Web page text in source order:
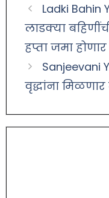
Ladki Bahin
लाडक्या
हप्ता जमा होणार
Sanjeevani
वृद्धांना